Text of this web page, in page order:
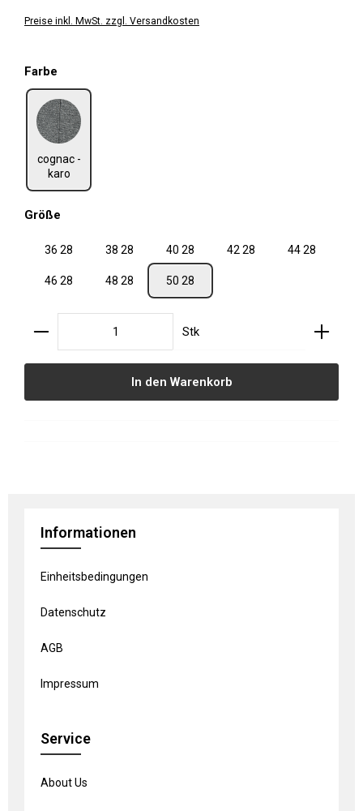
Preise inkl. MwSt. zzgl. Versandkosten
Farbe
cognac -
karo
cognac - karo
Größe
36 28 38 28 40 28 42 28 44 28
46 28 48 28 50 28
Produkt Anzahl: Gib den gewünschten Wert ein
Stk
In den Warenkorb
Informationen
Einheitsbedingungen
Datenschutz
AGB
Impressum
Service
About Us